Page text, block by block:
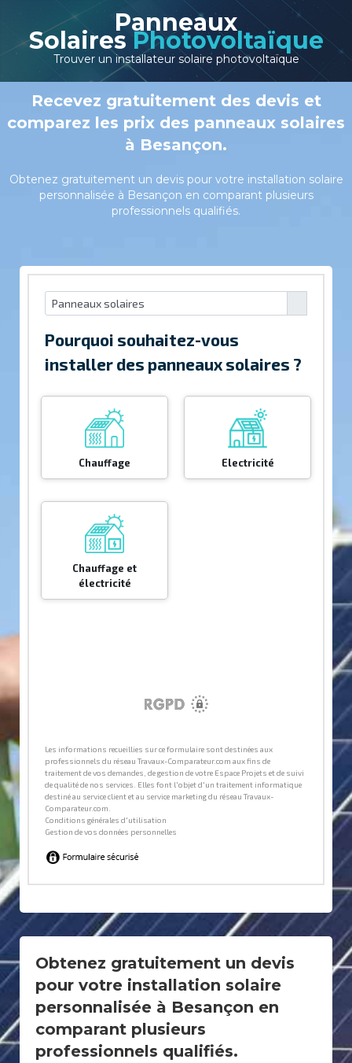
Panneaux
Solaires Photovoltaïque
Trouver un installateur solaire photovoltaïque
Recevez gratuitement des devis et
comparez les prix des panneaux solaires
à Besançon.
Obtenez gratuitement un devis pour votre installation solaire
personnalisée à Besançon en comparant plusieurs
professionnels qualifiés.
Obtenez gratuitement un devis
pour votre installation solaire
personnalisée à Besançon en
comparant plusieurs
professionnels qualifiés.